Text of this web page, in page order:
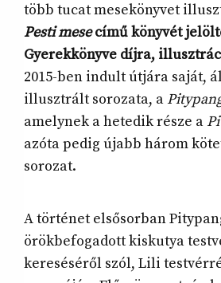
több tucat mesekönyvet
Pesti mesecímű könyvét
Gyerekkönyve díjra,
2015-ben indult útjára saját,
illusztrált sorozata, a
amelynek a hetedik része a
azóta pedig újabb három
sorozat.
A történet elsősorban
örökbefogadott kiskutya
kereséséről szól, Lili